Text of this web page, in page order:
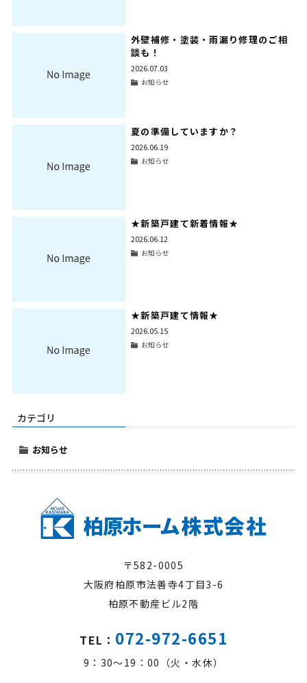
外壁補修・塗装・雨漏り修理のご相
談も！
2026.07.03
お知らせ
夏の準備していますか？
2026.06.19
お知らせ
★新築戸建て新着情報★
2026.06.12
お知らせ
★新築戸建て情報★
2026.05.15
お知らせ
カテゴリ
お知らせ
〒582-0005
大阪府柏原市法善寺4丁目3-6
柏原不動産ビル2階
TEL： 072-972-6651
9：30～19：00（火・水休）